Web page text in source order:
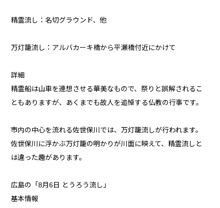
精霊流し：名切グラウンド、他
万灯籠流し：アルバカーキ橋から平瀬橋付近にかけて
詳細
精霊船は山車を連想させる華美なもので、祭りと誤解されるこ
ともありますが、あくまでも故人を追悼する仏教の行事です。
市内の中心を流れる佐世保川では、万灯籠流しが行われます。
佐世保川に浮かぶ万灯籠の明かりが川面に映えて、精霊流しと
は違った趣があります。
広島の「8月6日 とうろう流し」
基本情報